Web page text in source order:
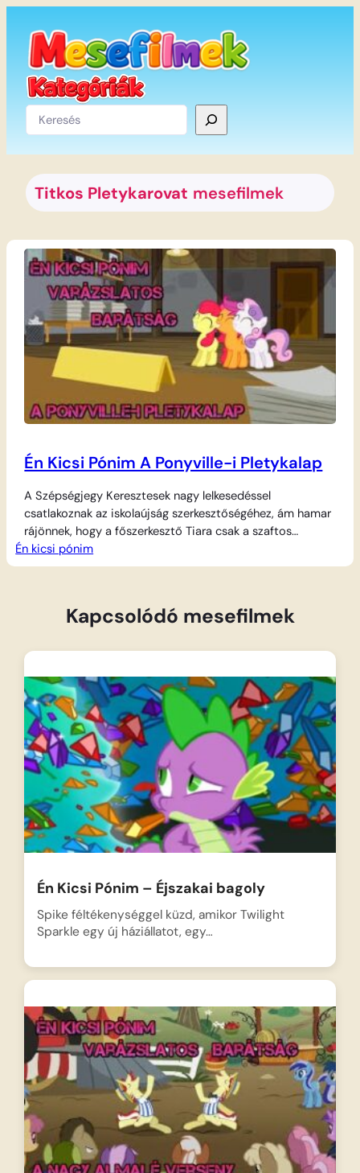
tartalomhoz
Keresés
Titkos Pletykarovat mesefilmek
Én Kicsi Pónim A Ponyville-i Pletykalap
A Szépségjegy Keresztesek nagy lelkesedéssel
csatlakoznak az iskolaújság szerkesztőségéhez, ám hamar
rájönnek, hogy a főszerkesztő Tiara csak a szaftos
botrányokra kíváncsi. Gabby Gums álnéven elkezdik
kihallgatni és megírni Ponyville lakóinak legféltettebb
helyzetbe hozza, a három kiscsikónak el kell…
Én kicsi pónim
Kapcsolódó mesefilmek
Én Kicsi Pónim – Éjszakai bagoly
Spike féltékenységgel küzd, amikor Twilight
Sparkle egy új háziállatot, egy…